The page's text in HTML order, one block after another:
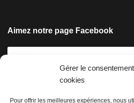
Gérer le
cookies
Pour offrir les meilleures expériences, nous
Aimez notre page Facebook